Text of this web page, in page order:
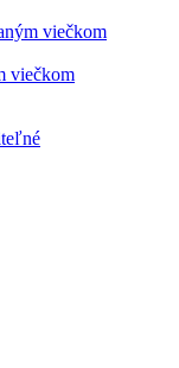
viečkom
viečkom